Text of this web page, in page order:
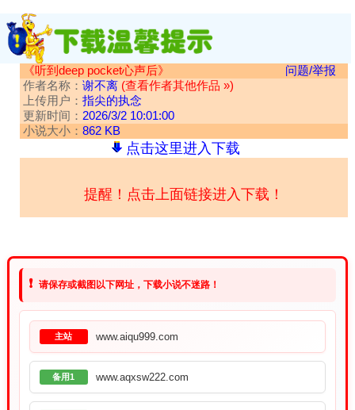
《听到deep pocket心声后》
问题/举报
作者名称： 谢不离 (查看作者其他作品 »)
上传用户： 指尖的执念
更新时间： 2026/3/2 10:01:00
小说大小： 862 KB
点击这里进入下载
提醒！点击上面链接进入下载！
❗ 请保存或截图以下网址，下载小说不迷路！
主站 www.aiqu999.com
备用1 www.aqxsw222.com